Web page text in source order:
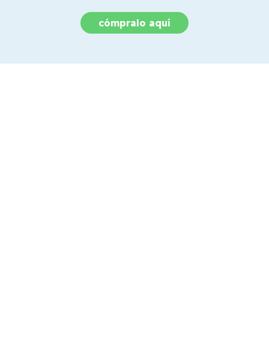
cómpralo aquí